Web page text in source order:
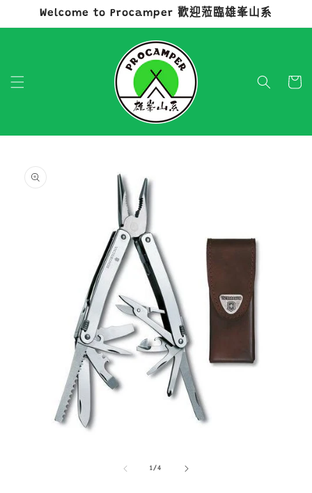
跳至內容
Welcome to Procamper 歡迎蒞臨雄峯山系
物
資訊
1//4